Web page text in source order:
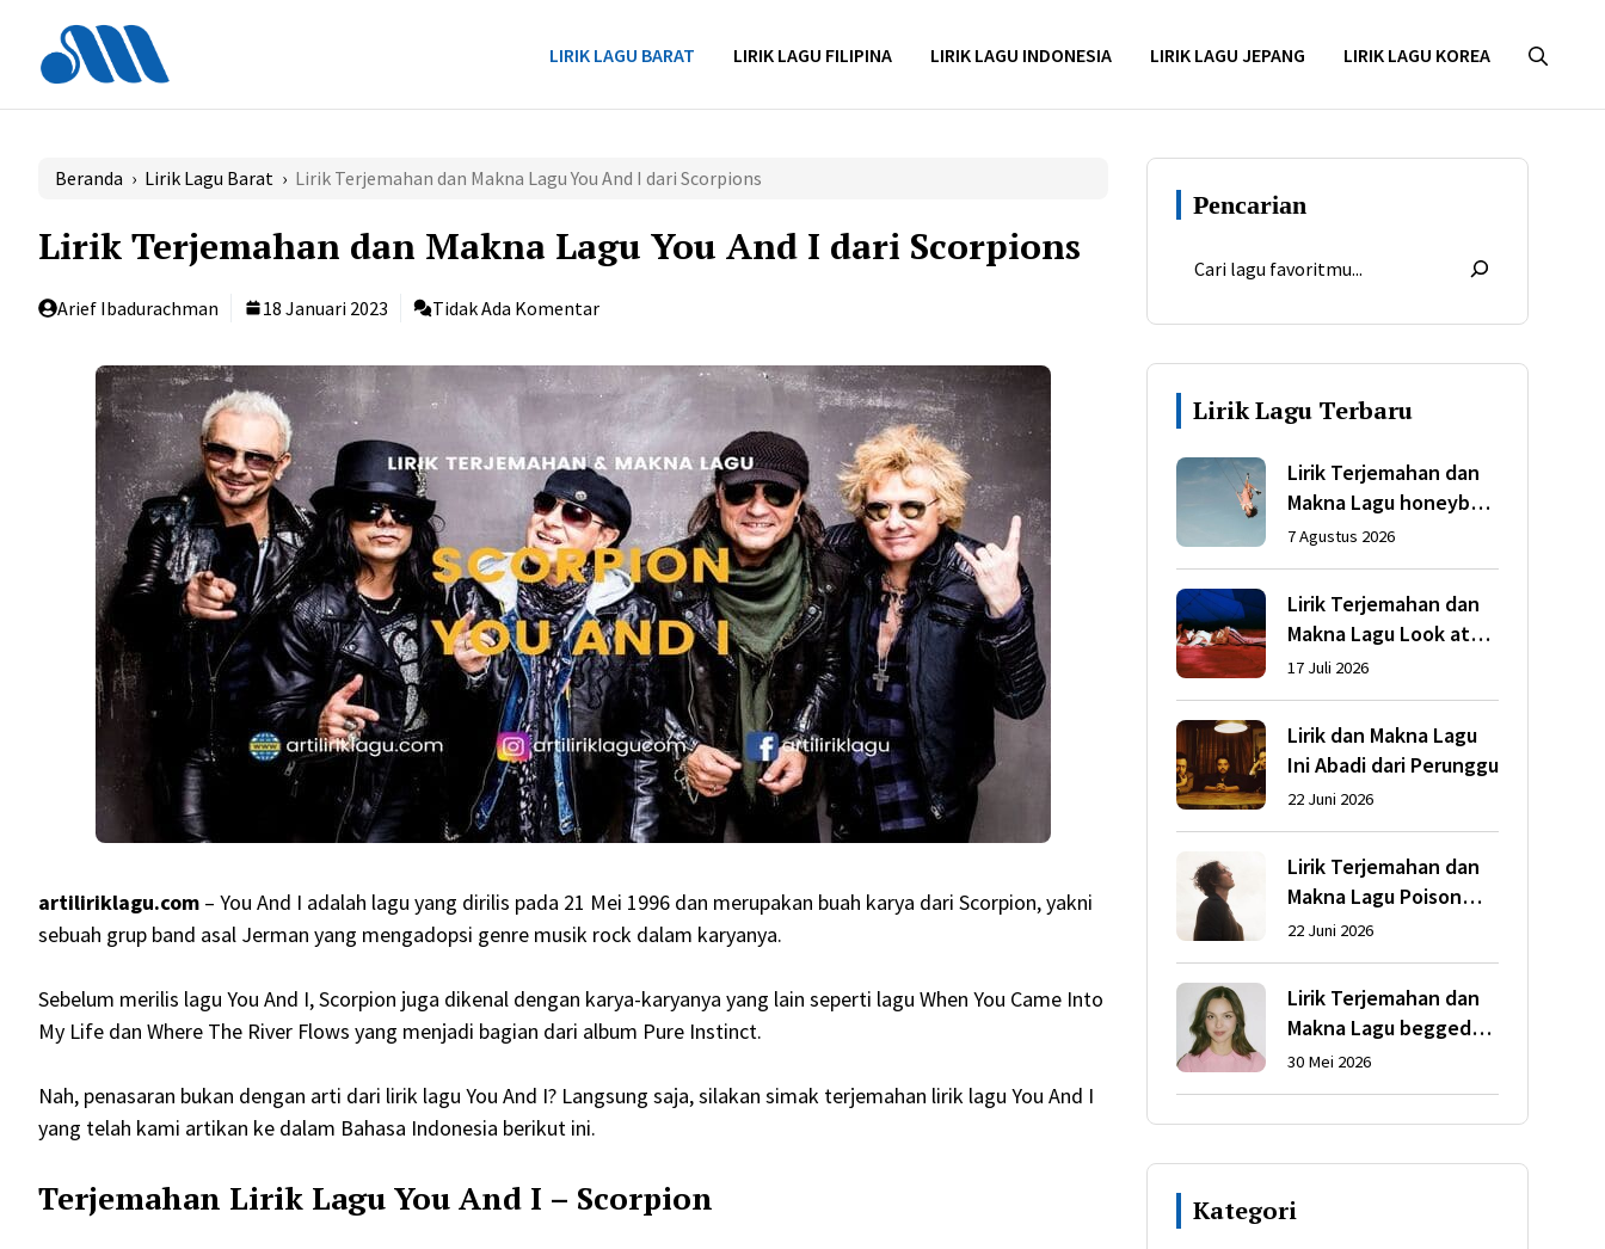
LIRIK LAGU BARAT LIRIK LAGU FILIPINA LIRIK LAGU INDONESIA LIRIK LAGU JEPANG LIRIK LAGU KOREA
Beranda › Lirik Lagu Barat › Lirik Terjemahan dan Makna Lagu You And I dari Scorpions
Lirik Terjemahan dan Makna Lagu You And I dari Scorpions
Arief Ibadurachman 18 Januari 2023 Tidak Ada Komentar
artiliriklagu.com – You And I adalah lagu yang dirilis pada 21 Mei 1996 dan merupakan buah karya dari Scorpion, yakni
sebuah grup band asal Jerman yang mengadopsi genre musik rock dalam karyanya.
Sebelum merilis lagu You And I, Scorpion juga dikenal dengan karya-karyanya yang lain seperti lagu When You Came Into
My Life dan Where The River Flows yang menjadi bagian dari album Pure Instinct.
Nah, penasaran bukan dengan arti dari lirik lagu You And I? Langsung saja, silakan simak terjemahan lirik lagu You And I
yang telah kami artikan ke dalam Bahasa Indonesia berikut ini.
Terjemahan Lirik Lagu You And I – Scorpion
Pencarian
Lirik Lagu Terbaru
Lirik Terjemahan dan
Makna Lagu honeybee
dari Olivia Rodrigo
7 Agustus 2026
Lirik Terjemahan dan
Makna Lagu Look at
My Life dari Gracie
Abrams
17 Juli 2026
Lirik dan Makna Lagu
Ini Abadi dari Perunggu
22 Juni 2026
Lirik Terjemahan dan
Makna Lagu Poison
dari Dean Lewis
22 Juni 2026
Lirik Terjemahan dan
Makna Lagu begged
dari Olivia Rodrigo
30 Mei 2026
Kategori